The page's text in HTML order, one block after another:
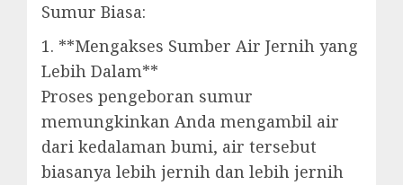
Sumur Biasa:
1. **Mengakses Sumber Air Jernih yang
Lebih Dalam**
Proses pengeboran sumur
memungkinkan Anda mengambil air
dari kedalaman bumi, air tersebut
biasanya lebih jernih dan lebih jernih